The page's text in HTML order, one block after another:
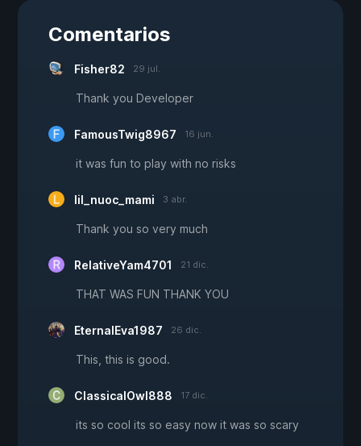
Comentarios
Fisher82 29 jul.
Thank you Developer
FamousTwig8967 16 jun.
it was fun to play with no risks
lil_nuoc_mami 3 abr.
Thank you so very much
RelativeYam4701 21 dic.
THAT WAS FUN THANK YOU
EternalEva1987 26 dic.
This, this is good.
ClassicalOwl888 17 dic.
its so cool its so easy now it was so scary